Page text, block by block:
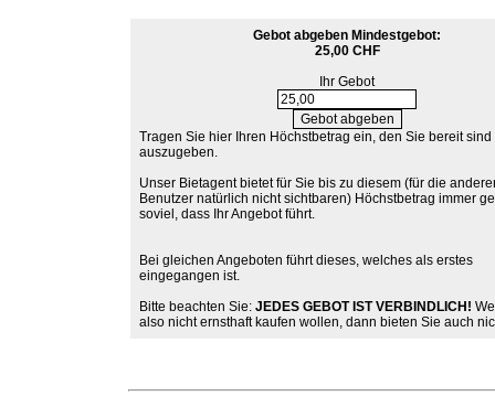
Gebot abgeben Mindestgebot:
25,00 CHF
Ihr Gebot
Tragen Sie hier Ihren Höchstbetrag ein, den Sie bereit sind
auszugeben.
Unser Bietagent bietet für Sie bis zu diesem (für die
Benutzer natürlich nicht sichtbaren) Höchstbetrag immer
soviel, dass Ihr Angebot führt.
Bei gleichen Angeboten führt dieses, welches als erstes
eingegangen ist.
Bitte beachten Sie: JEDES GEBOT IST VERBINDLICH!
also nicht ernsthaft kaufen wollen, dann bieten Sie auch